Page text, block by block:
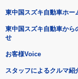
東中国スズキ自動車ホー
東中国スズキ自動車から
せ
お客様Voice
スタッフによるクルマ紹